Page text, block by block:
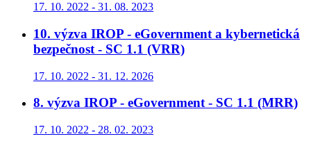
17. 10. 2022 - 31. 08. 2023
10. výzva IROP - eGovernment a kybernetická
bezpečnost - SC 1.1 (VRR)
17. 10. 2022 - 31. 12. 2026
8. výzva IROP - eGovernment - SC 1.1 (MRR)
17. 10. 2022 - 28. 02. 2023